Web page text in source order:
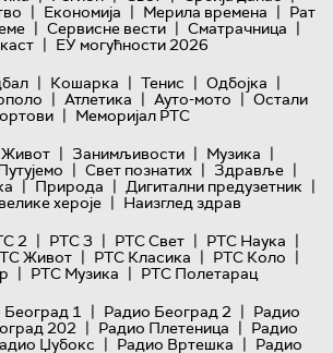
| Економија | Мерила времена | Рат
| Сервисне вести | Сматрачница |
| ЕУ могућности 2026
| Кошарка | Тенис | Одбојка |
| Атлетика | Ауто-мото | Остали
| Меморијал РТС
Живот | Занимљивости | Музика |
| Свет познатих | Здравље |
| Природа | Дигитални предузетник |
хероје | Наизглед здрав
2 | РТС 3 | РТС Свет | РТС Наука |
Живот | РТС Класика | РТС Коло |
| РТС Музика | РТС Полетарац
Београд 1 | Радио Београд 2 | Радио
202 | Радио Плетеница | Радио
Џубокс | Радио Вртешка | Радио